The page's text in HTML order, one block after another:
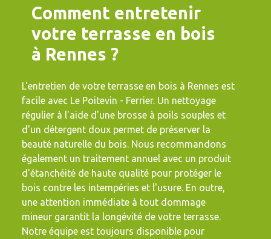
Comment entretenir
votre terrasse en bois
à Rennes ?
L'entretien de votre terrasse en bois à Rennes est
facile avec Le Poitevin - Ferrier. Un nettoyage
régulier à l'aide d'une brosse à poils souples et
d'un détergent doux permet de préserver la
beauté naturelle du bois. Nous recommandons
également un traitement annuel avec un produit
d'étanchéité de haute qualité pour protéger le
bois contre les intempéries et l'usure. En outre,
une attention immédiate à tout dommage
mineur garantit la longévité de votre terrasse.
Notre équipe est toujours disponible pour